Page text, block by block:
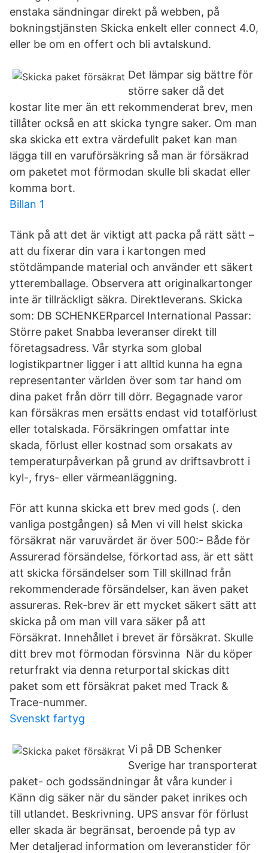
enstaka sändningar direkt på webben, på
bokningstjänsten Skicka enkelt eller connect 4.0,
eller be om en offert och bli avtalskund.
Det lämpar sig bättre för
större saker då det
kostar lite mer än ett rekommenderat brev, men
tillåter också en att skicka tyngre saker. Om man
ska skicka ett extra värdefullt paket kan man
lägga till en varuförsäkring så man är försäkrad
om paketet mot förmodan skulle bli skadat eller
komma bort.
Billan 1
Tänk på att det är viktigt att packa på rätt sätt –
att du fixerar din vara i kartongen med
stötdämpande material och använder ett säkert
ytteremballage. Observera att originalkartonger
inte är tillräckligt säkra. Direktleverans. Skicka
som: DB SCHENKERparcel International Passar:
Större paket Snabba leveranser direkt till
företagsadress. Vår styrka som global
logistikpartner ligger i att alltid kunna ha egna
representanter världen över som tar hand om
dina paket från dörr till dörr. Begagnade varor
kan försäkras men ersätts endast vid totalförlust
eller totalskada. Försäkringen omfattar inte
skada, förlust eller kostnad som orsakats av
temperaturpåverkan på grund av driftsavbrott i
kyl-, frys- eller värmeanläggning.
För att kunna skicka ett brev med gods (. den
vanliga postgången) så Men vi vill helst skicka
försäkrat när varuvärdet är över 500:- Både för
Assurerad försändelse, förkortad ass, är ett sätt
att skicka försändelser som Till skillnad från
rekommenderade försändelser, kan även paket
assureras. Rek-brev är ett mycket säkert sätt att
skicka på om man vill vara säker på att
Försäkrat. Innehållet i brevet är försäkrat. Skulle
ditt brev mot förmodan försvinna När du köper
returfrakt via denna returportal skickas ditt
paket som ett försäkrat paket med Track &
Trace-nummer.
Svenskt fartyg
Vi på DB Schenker
Sverige har transporterat
paket- och godssändningar åt våra kunder i
Känn dig säker när du sänder paket inrikes och
till utlandet. Beskrivning. UPS ansvar för förlust
eller skada är begränsat, beroende på typ av
Mer detaljerad information om leveranstider för